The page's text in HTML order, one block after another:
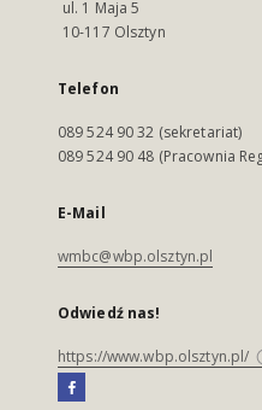
ul. 1 Maja 5
10-117 Olsztyn
Telefon
089 524 90 32 (sekretariat)
089 524 90 48 (Pracownia
E-Mail
wmbc@wbp.olsztyn.pl
Odwiedź nas!
https://www.wbp.olsztyn.pl/